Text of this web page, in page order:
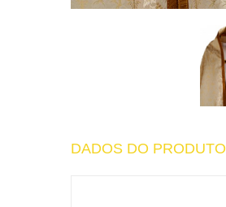
DADOS DO PRODUTO